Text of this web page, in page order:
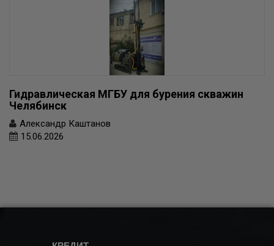
Гидравлическая МГБУ для бурения скважин
Челябинск
Александр Каштанов
15.06.2026